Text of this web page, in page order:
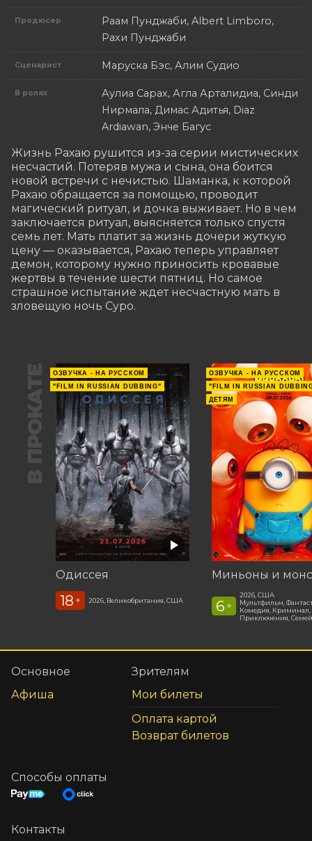
Продюсер
Раам Пунджаби, Albert Limboro,
Рахи Пунджаби
Сценарист Маруска Бэс, Алим Судио
В ролях
Аулиа Сарах, Агла Арталидиа, Синди
Нирмала, Димас Адитья, Diaz
Ardiawan, Энче Багус
Жизнь Рахаю рушится из-за серии мистических
несчастий. Потеряв мужа и сына, она боится
новой встречи с нечистью. Шаманка, к которой
Рахаю обращается за помощью, проводит
магический ритуал, и дочка выживает. Но в чем
заключается ритуал, выясняется только спустя
семь лет. Мать платит за жизнь дочери жуткую
цену — оказывается, Рахаю теперь управляет
демон, которому нужно приносить кровавые
жертвы в течение шести пятниц. Но самое
страшное испытание ждет несчастную мать в
зловещую ночь Суро.
В ПРОКАТЕ
ОЗВУЧКА - НА РУССКОМ
"FILM IN RUSSIAN DUBBING"
Одиссея
18 + 2026, Великобритания, США
ОЗВУЧКА - НА РУССКОМ
"FILM IN RUSSIAN
ДЕТЯМ
Миньоны и
6 +
2026, США
Мультфильм,
Комедия, Криминал,
Приключения,
Основное
Афиша
Зрителям
Мои билеты
Оплата картой
Возврат билетов
Способы оплаты
Контакты